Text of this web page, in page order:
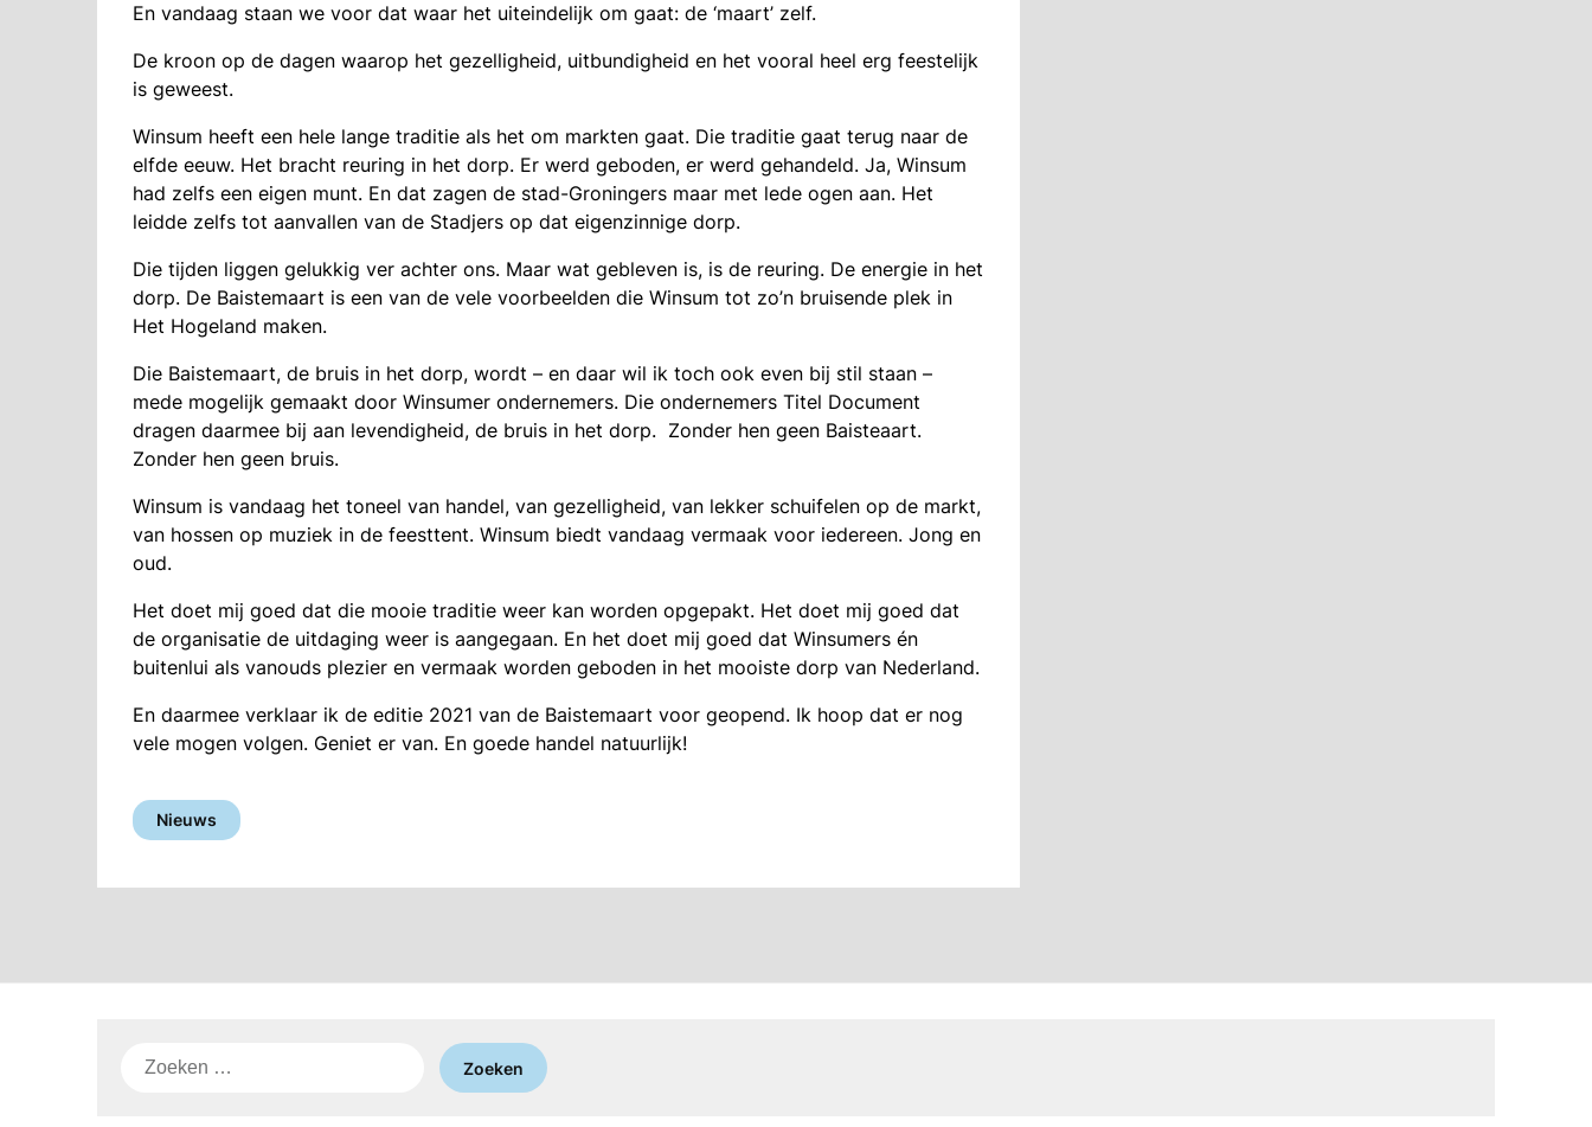
En vandaag staan we voor dat waar het uiteindelijk om gaat: de ‘maart’ zelf.
De kroon op de dagen waarop het gezelligheid, uitbundigheid en het vooral heel erg feestelijk
is geweest.
Winsum heeft een hele lange traditie als het om markten gaat. Die traditie gaat terug naar de
elfde eeuw. Het bracht reuring in het dorp. Er werd geboden, er werd gehandeld. Ja, Winsum
had zelfs een eigen munt. En dat zagen de stad-Groningers maar met lede ogen aan. Het
leidde zelfs tot aanvallen van de Stadjers op dat eigenzinnige dorp.
Die tijden liggen gelukkig ver achter ons. Maar wat gebleven is, is de reuring. De energie in het
dorp. De Baistemaart is een van de vele voorbeelden die Winsum tot zo’n bruisende plek in
Het Hogeland maken.
Die Baistemaart, de bruis in het dorp, wordt – en daar wil ik toch ook even bij stil staan –
mede mogelijk gemaakt door Winsumer ondernemers. Die ondernemers Titel Document
dragen daarmee bij aan levendigheid, de bruis in het dorp. Zonder hen geen Baisteaart.
Zonder hen geen bruis.
Winsum is vandaag het toneel van handel, van gezelligheid, van lekker schuifelen op de markt,
van hossen op muziek in de feesttent. Winsum biedt vandaag vermaak voor iedereen. Jong en
oud.
Het doet mij goed dat die mooie traditie weer kan worden opgepakt. Het doet mij goed dat
de organisatie de uitdaging weer is aangegaan. En het doet mij goed dat Winsumers én
buitenlui als vanouds plezier en vermaak worden geboden in het mooiste dorp van Nederland.
En daarmee verklaar ik de editie 2021 van de Baistemaart voor geopend. Ik hoop dat er nog
vele mogen volgen. Geniet er van. En goede handel natuurlijk!
Nieuws
Zoeken